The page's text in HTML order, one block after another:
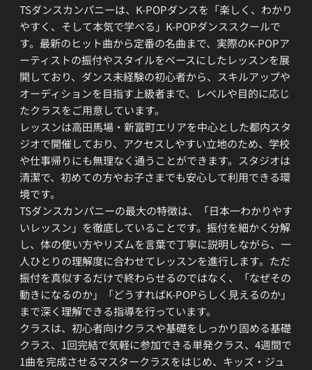
TSダンスカンパニーは、K-POPダンスを「楽しく、わかり
やすく、そして本気で学べる」K-POPダンススクールで
す。最新のヒット曲から定番の名曲まで、実際のK-POPア
ーティストの振付やスタイルをベースにしたレッスンを展
開しており、ダンス未経験の初心者から、スキルアップや
オーディションを目指す上級者まで、レベルや目的に応じ
たクラスをご用意しています。
レッスンは高田馬場・新富町エリアを中心とした都内スタ
ジオで開催しており、アクセスしやすい立地のため、学校
や仕事帰りにも無理なく通うことができます。スタジオは
清潔で、初めての方やお子さまでも安心して利用できる環
境です。
TSダンスカンパニーの最大の特徴は、「日本一わかりやす
いレッスン」を徹底していることです。振付を細かく分解
し、体の使い方やリズムを言葉で丁寧に説明しながら、一
人ひとりの理解度に合わせてレッスンを進行します。ただ
振付を真似するだけで終わらせるのではなく、「なぜその
動きになるのか」「どうすればK-POPらしく見えるのか」
まで深く理解できる指導を行っています。
クラスは、初心者向けクラスや基礎をしっかり固める基礎
クラス、1回完結で気軽に参加できる単発クラス、4週間で
1曲を完成させるマスタークラスをはじめ、キッズ・ジュ